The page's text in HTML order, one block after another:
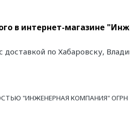
в интернет-магазине
по Хабаровску,
"ИНЖЕНЕРНАЯ КОМПАНИЯ" ОГРН